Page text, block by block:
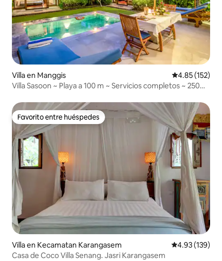
Villa en Manggis Calificación
4.85 (152)
Villa Sasoon ~ Playa a 100 m ~ Servicios completos ~ 250
Favorito entre huéspedes
Favorito entre huéspedes
Villa en Kecamatan Karangasem Calificación
4.93 (139)
Casa de Coco Villa Senang. Jasri Karangasem